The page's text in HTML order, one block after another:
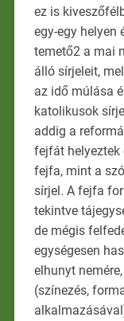
ez is
egy-egy helyen
temető2 a mai
álló sírjeleit,
az idő múlása
katolikusok
addig a
fejfát helyeztek
fejfa, mint a
sírjel. A fejfa
tekintve
de mégis
egységesen
elhunyt
(színezés,